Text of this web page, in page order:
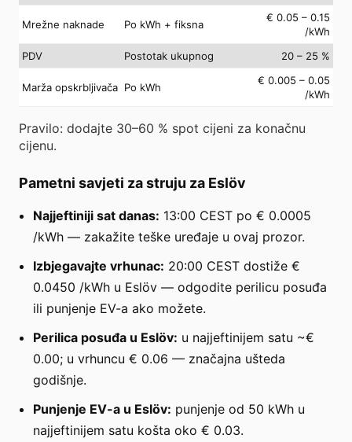
Mrežne naknade Po kWh + fiksna
€ 0.05 – 0.15
/kWh
PDV
Postotak ukupnog 20 – 25 %
Marža opskrbljivača Po kWh
€ 0.005 – 0.05
/kWh
Pravilo: dodajte 30–60 % spot cijeni za konačnu
cijenu.
Pametni savjeti za struju za Eslöv
Najjeftiniji sat danas: 13:00 CEST po € 0.0005
/kWh — zakažite teške uređaje u ovaj prozor.
Izbjegavajte vrhunac: 20:00 CEST dostiže €
0.0450 /kWh u Eslöv — odgodite perilicu posuđa
ili punjenje EV-a ako možete.
Perilica posuđa u Eslöv: u najjeftinijem satu ~€
0.00; u vrhuncu € 0.06 — značajna ušteda
godišnje.
Punjenje EV-a u Eslöv: punjenje od 50 kWh u
najjeftinijem satu košta oko € 0.03.